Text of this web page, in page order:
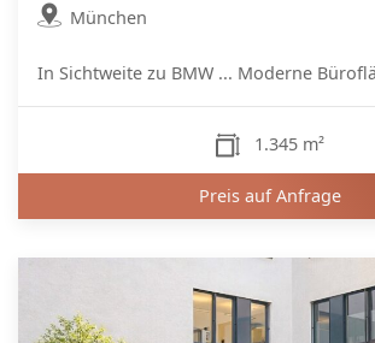
München
In Sichtweite zu BMW ... Moderne
1.345 m²
Preis auf Anfrage